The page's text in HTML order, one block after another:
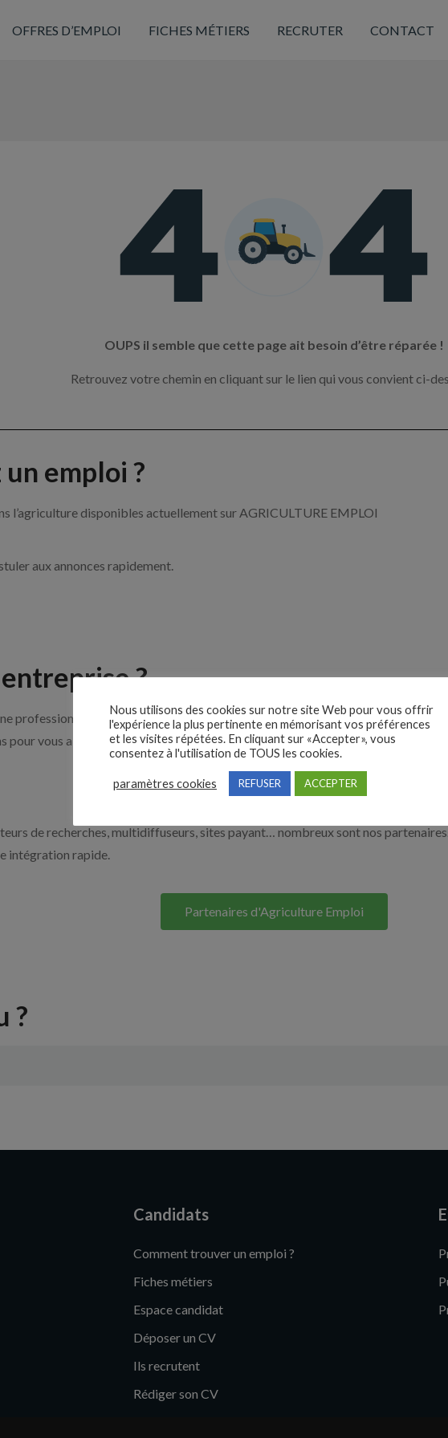
OFFRES D’EMPLOI FICHES MÉTIERS RECRUTER CONTACT
OUPS il semble que cette page ait besoin d’être réparée !
Retrouvez votre chemin en cliquant sur le lien qui vous convient ci-
emploi ?
l’agriculture disponibles actuellement sur AGRICULTURE EMPLOI
aux annonces rapidement.
?
professionnelle de l’agriculture par exemple un tractoriste, un arboriculteur ou
pour vous aider à recruter en cliquant sur le bouton ci-dessous.
Nos solutions entreprises
de recherches, multidiffuseurs, sites payant… nombreux sont nos
intégration rapide.
Partenaires d'Agriculture Emploi
?
Candidats
Comment trouver un emploi ?
Fiches métiers
Espace candidat
Déposer un CV
Ils recrutent
Rédiger son CV
Nous utilisons des cookies sur notre site Web pour vous offrir
l'expérience la plus pertinente en mémorisant vos préférences
et les visites répétées. En cliquant sur «Accepter», vous
consentez à l'utilisation de TOUS les cookies.
paramètres cookies REFUSER ACCEPTER